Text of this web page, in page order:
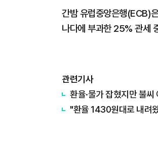
간밤 유럽중앙은행(ECB)
나다에 부과한 25% 관세
관련기사
환율·물가 잡혔지만 불
"환율 1430원대로 내려